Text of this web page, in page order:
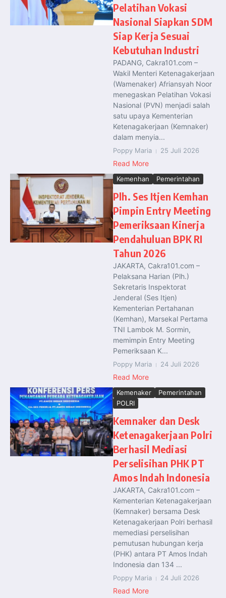
Pelatihan Vokasi
Nasional Siapkan SDM
Siap Kerja Sesuai
Kebutuhan Industri
PADANG, Cakra101.com –
Wakil Menteri Ketenagakerjaan
(Wamenaker) Afriansyah Noor
menegaskan Pelatihan Vokasi
Nasional (PVN) menjadi salah
satu upaya Kementerian
Ketenagakerjaan (Kemnaker)
dalam menyia...
Poppy Maria 25 Juli 2026
Read More
Kemenhan Pemerintahan
Plh. Ses Itjen Kemhan
Pimpin Entry Meeting
Pemeriksaan Kinerja
Pendahuluan BPK RI
Tahun 2026
JAKARTA, Cakra101.com –
Pelaksana Harian (Plh.)
Sekretaris Inspektorat
Jenderal (Ses Itjen)
Kementerian Pertahanan
(Kemhan), Marsekal Pertama
TNI Lambok M. Sormin,
memimpin Entry Meeting
Pemeriksaan K...
Poppy Maria 24 Juli 2026
Read More
Kemenaker
Pemerintahan
POLRI
Kemnaker dan Desk
Ketenagakerjaan Polri
Berhasil Mediasi
Perselisihan PHK PT
Amos Indah Indonesia
JAKARTA, Cakra101.com –
Kementerian Ketenagakerjaan
(Kemnaker) bersama Desk
Ketenagakerjaan Polri berhasil
memediasi perselisihan
pemutusan hubungan kerja
(PHK) antara PT Amos Indah
Indonesia dan 134 ...
Poppy Maria 24 Juli 2026
Read More